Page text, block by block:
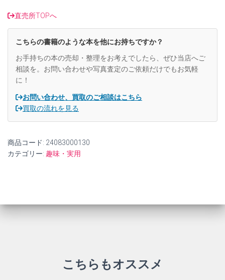
た。
直売所TOPへ
こちらの書籍のような本を他にお持ちですか？
お手持ちの本の売却・整理をお考えでしたら、ぜひ当店へご
相談を。お問い合わせや写真査定のご依頼だけでもお気軽
に！
お問い合わせ、買取のご相談はこちら
買取の流れを見る
商品コード: 24083000130
カテゴリー: 趣味・実用
こちらもオススメ